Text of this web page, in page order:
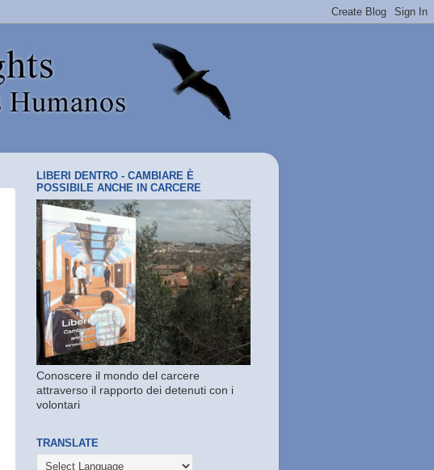
LIBERI DENTRO - CAMBIARE È
POSSIBILE ANCHE IN CARCERE
Conoscere il mondo del carcere
attraverso il rapporto dei detenuti con i
volontari
TRANSLATE